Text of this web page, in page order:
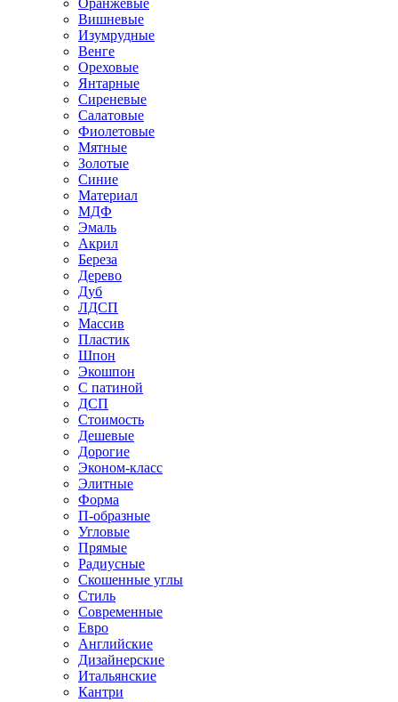
Оранжевые
Вишневые
Изумрудные
Венге
Ореховые
Янтарные
Сиреневые
Салатовые
Фиолетовые
Мятные
Золотые
Синие
Материал
МДФ
Эмаль
Акрил
Береза
Дерево
Дуб
ЛДСП
Массив
Пластик
Шпон
Экошпон
С патиной
ДСП
Стоимость
Дешевые
Дорогие
Эконом-класс
Элитные
Форма
П-образные
Угловые
Прямые
Радиусные
Скошенные углы
Стиль
Современные
Евро
Английские
Дизайнерские
Итальянские
Кантри